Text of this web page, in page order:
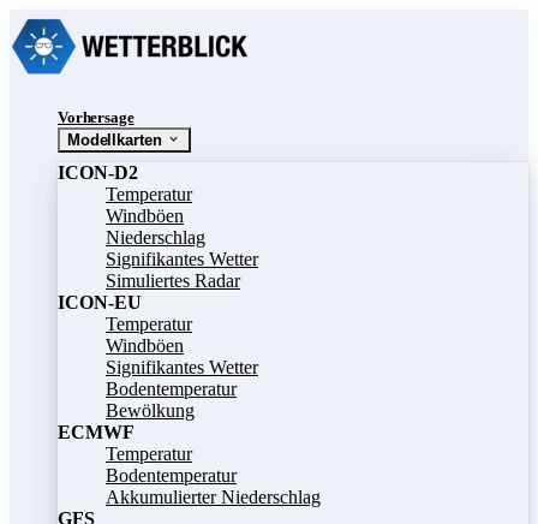
Vorhersage
Modellkarten
ICON-D2
Temperatur
Windböen
Niederschlag
Signifikantes Wetter
Simuliertes Radar
ICON-EU
Temperatur
Windböen
Signifikantes Wetter
Bodentemperatur
Bewölkung
ECMWF
Temperatur
Bodentemperatur
Akkumulierter Niederschlag
GFS